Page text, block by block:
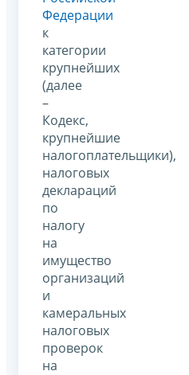
Федерации
к
категории
крупнейших
(далее
–
Кодекс,
крупнейшие
налогоплательщики),
налоговых
деклараций
по
налогу
на
имущество
организаций
и
камеральных
налоговых
проверок
на